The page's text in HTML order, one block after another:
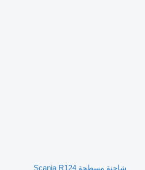
شاحنة مسطحة Scania R124